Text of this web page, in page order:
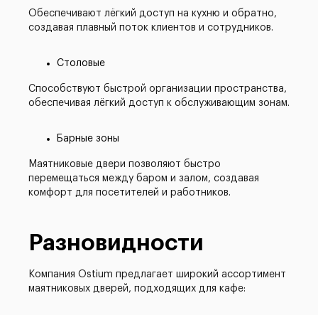
Обеспечивают лёгкий доступ на кухню и обратно,
создавая плавный поток клиентов и сотрудников.
Столовые
Способствуют быстрой организации пространства,
обеспечивая лёгкий доступ к обслуживающим зонам.
Барные зоны
Маятниковые двери позволяют быстро
перемещаться между баром и залом, создавая
комфорт для посетителей и работников.
Разновидности
Компания Ostium предлагает широкий ассортимент
маятниковых дверей, подходящих для кафе: